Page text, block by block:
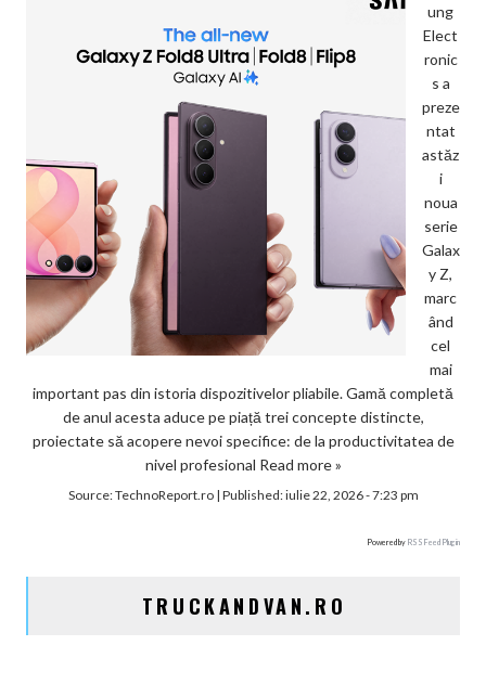
ung
Elect
ronic
s a
preze
ntat
astăz
i
noua
serie
Galax
y Z,
marc
ând
cel
mai
important pas din istoria dispozitivelor pliabile. Gamă completă
de anul acesta aduce pe piață trei concepte distincte,
proiectate să acopere nevoi specifice: de la productivitatea de
nivel profesional Read more »
Source:TechnoReport.ro| Published:iulie 22, 2026 - 7:23 pm
Powered by RSS Feed Plugin
TRUCKANDVAN.RO